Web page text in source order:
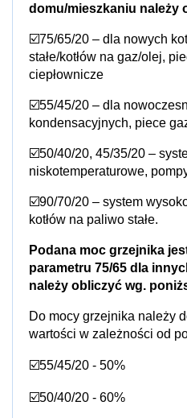
domu/mieszkaniu należy
☑️75/65/20 – dla nowych
stałe/kotłów na gaz/olej,
ciepłownicze
☑️55/45/20 – dla
kondensacyjnych, piece
☑️50/40/20, 45/35/20 –
niskotemperaturowe,
☑️90/70/20 – system
kotłów na paliwo stałe.
Podana moc grzejnika
parametru 75/65 dla
należy obliczyć wg.
Do mocy grzejnika należy
wartości w zależności od
☑️55/45/20 - 50%
☑️50/40/20 - 60%